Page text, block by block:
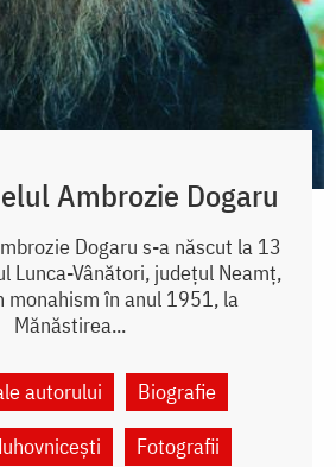
Ambrozie Dogaru
Dogaru s-a născut la 13
Lunca-Vânători, județul Neamț,
monahism în anul 1951, la
Mănăstirea...
autorului
Biografie
Fotografii